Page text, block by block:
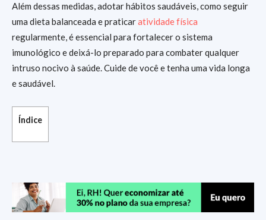
Além dessas medidas, adotar hábitos saudáveis, como seguir
uma dieta balanceada e praticaratividade física
regularmente, é essencial para fortalecer o sistema
imunológico e deixá-lo preparado para combater qualquer
intruso nocivo à saúde. Cuide de você e tenha uma vida longa
e saudável.
Índice